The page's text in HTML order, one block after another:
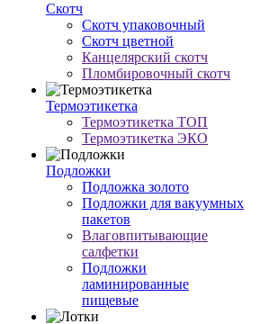
Скотч
Скотч упаковочный
Скотч цветной
Канцелярский скотч
Пломбировочный скотч
Термоэтикетка
Термоэтикетка ТОП
Термоэтикетка ЭКО
Подложки
Подложка золото
Подложки для вакуумных
пакетов
Влаговпитывающие
салфетки
Подложки
ламинированные
пищевые